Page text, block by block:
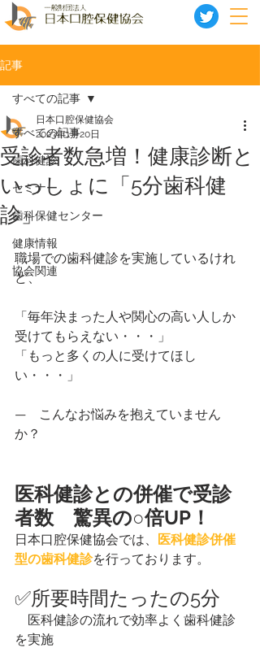
記事
すべての記事
歯科健診
セミナー
歯科保健センター
健康情報
協会関連
すべての記事
受診者数急増！健康診断と
いっしょに「5分歯科健
診」
日本口腔保健協会
2023年1月20日
職場での歯科健診を実施しているけれ
ど、
「毎年決まった人や関心の高い人しか
受けてもらえない・・・」
「もっと多くの人に受けてほし
い・・・」
—    こんなお悩みを抱えていません
か？
医科健診との併催で受診
者数　驚異の○倍UP！
日本口腔保健協会では、
医科健診併催
型の歯科健診を行っております。
✅所要時間たったの5分
医科健診の流れで効率よく歯科健診
を実施